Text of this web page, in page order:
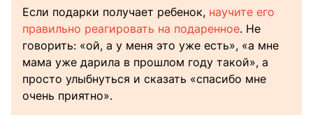
Если подарки получает ребенок, научите его
правильно реагировать на подаренное. Не
говорить: «ой, а у меня это уже есть», «а мне
мама уже дарила в прошлом году такой», а
просто улыбнуться и сказать «спасибо мне
очень приятно».